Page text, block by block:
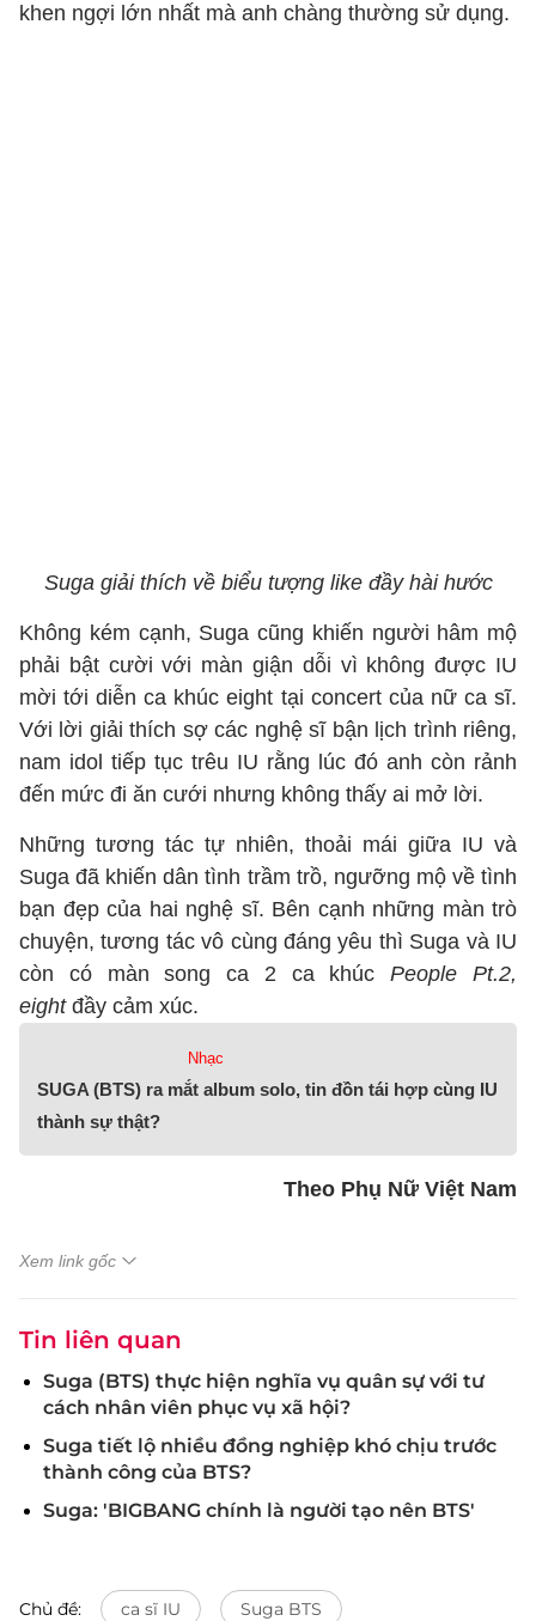
khen ngợi lớn nhất mà anh chàng thường sử dụng.
Suga giải thích về biểu tượng like đầy hài hước
Không kém cạnh, Suga cũng khiến người hâm mộ
phải bật cười với màn giận dỗi vì không được IU
mời tới diễn ca khúc eight tại concert của nữ ca sĩ.
Với lời giải thích sợ các nghệ sĩ bận lịch trình riêng,
nam idol tiếp tục trêu IU rằng lúc đó anh còn rảnh
đến mức đi ăn cưới nhưng không thấy ai mở lời.
Những tương tác tự nhiên, thoải mái giữa IU và
Suga đã khiến dân tình trầm trồ, ngưỡng mộ về tình
bạn đẹp của hai nghệ sĩ. Bên cạnh những màn trò
chuyện, tương tác vô cùng đáng yêu thì Suga và IU
còn có màn song ca 2 ca khúcPeople Pt.2,
eightđầy cảm xúc.
Nhạc
SUGA (BTS) ra mắt album solo, tin đồn tái hợp cùng IU
thành sự thật?
Theo Phụ Nữ Việt Nam
Xem link gốc
Tin liên quan
Suga (BTS) thực hiện nghĩa vụ quân sự với tư
cách nhân viên phục vụ xã hội?
Suga tiết lộ nhiều đồng nghiệp khó chịu trước
thành công của BTS?
Suga: 'BIGBANG chính là người tạo nên BTS'
Chủ đề: ca sĩ IU Suga BTS